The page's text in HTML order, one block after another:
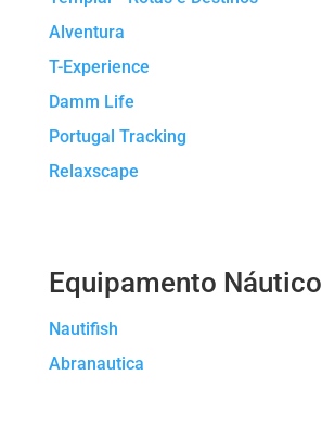
Alventura
T-Experience
Damm Life
Portugal Tracking
Relaxscape
Equipamento Náutico
Nautifish
Abranautica